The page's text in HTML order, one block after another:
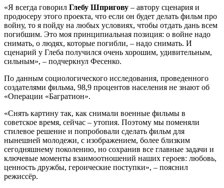
«Я всегда говорил Глебу Шпригову – автору сценария и
продюсеру этого проекта, что если он будет делать фильм про
войну, то я пойду на любых условиях, чтобы отдать дань всем
погибшим. Это моя принципиальная позиция: о войне надо
снимать, о людях, которые погибли, – надо снимать. И
сценарий у Глеба получился очень хорошим, удивительным,
сильным», – подчеркнул Фесенко.
По данным социологического исследования, проведенного
создателями фильма, 98,9 процентов населения не знают об
«Операции «Багратион».
«Снять картину так, как снимали военные фильмы в
советское время, сейчас – утопия. Поэтому мы поменяли
стилевое решение и попробовали сделать фильм для
нынешней молодежи, с изображением, более близким
сегодняшнему поколению, но сохранив все главные задачи и
ключевые моменты взаимоотношений наших героев: любовь,
ценность дружбы, героические поступки», – пояснил
режиссёр.